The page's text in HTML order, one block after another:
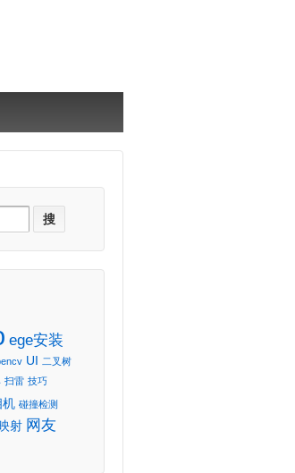
ege安装
UI 二叉树
扫雷 技巧
机 碰撞检测
射 网友